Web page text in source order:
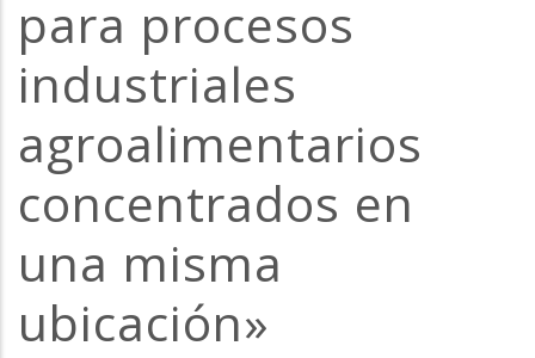
para procesos
industriales
agroalimentarios
concentrados en
una misma
ubicación»